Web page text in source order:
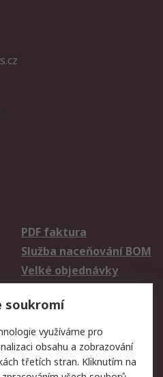
PDF faktura
Služba naceňování BOM
Velké objednávky
Obchodní podmínky
společnosti RS
soukromí
využíváme pro
obsahu a zobrazování
třetích stran. Kliknutím na